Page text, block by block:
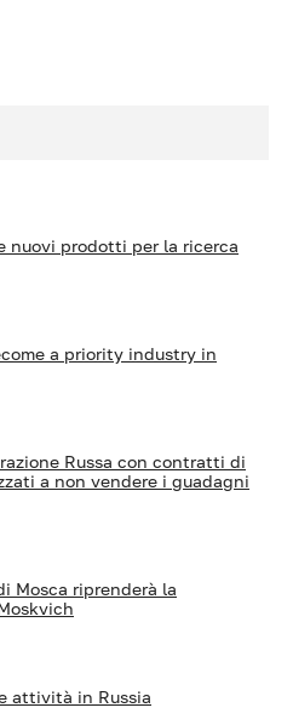
nuovi prodotti per la ricerca
a priority industry in
Russa con contratti di
a non vendere i guadagni
Mosca riprenderà la
attività in Russia